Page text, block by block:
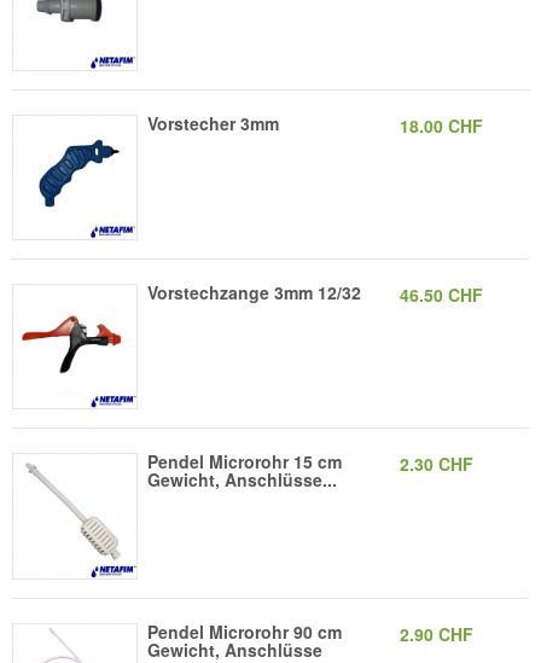
Vorstecher 3mm 18.00 CHF
Vorstechzange 3mm 12/32 46.50 CHF
Pendel Microrohr 15 cm
Gewicht, Anschlüsse...
2.30 CHF
Pendel Microrohr 90 cm
Gewicht, Anschlüsse
2.90 CHF